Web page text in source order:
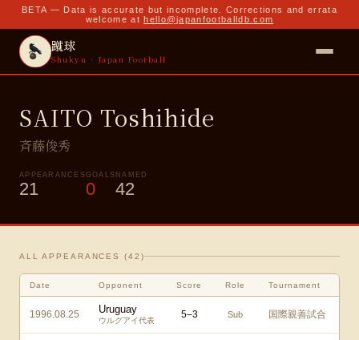
BETA — Data is accurate but incomplete. Corrections and errata
welcome at hello@japanfootballdb.com
蹴球
Shukyu · Japan Football
SAITO Toshihide
斉藤俊秀
APPEARANCES
21
GOALS
0
NAMED
42
ALL APPEARANCES (42 )
Date Opponent Score Role Tournament
1996.08.25 Uruguay
ウルグアイ代表
5–3 Sub 国際親善試合